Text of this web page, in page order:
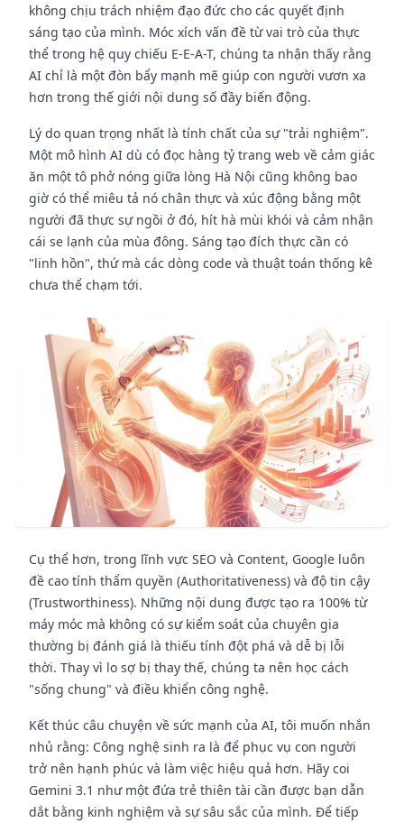
không chịu trách nhiệm đạo đức cho các quyết định
sáng tạo của mình. Móc xích vấn đề từ vai trò của thực
thể trong hệ quy chiếu E-E-A-T, chúng ta nhận thấy rằng
AI chỉ là một đòn bẩy mạnh mẽ giúp con người vươn xa
hơn trong thế giới nội dung số đầy biến động.
Lý do quan trọng nhất là tính chất của sự "trải nghiệm".
Một mô hình AI dù có đọc hàng tỷ trang web về cảm giác
ăn một tô phở nóng giữa lòng Hà Nội cũng không bao
giờ có thể miêu tả nó chân thực và xúc động bằng một
người đã thực sự ngồi ở đó, hít hà mùi khói và cảm nhận
cái se lạnh của mùa đông. Sáng tạo đích thực cần có
"linh hồn", thứ mà các dòng code và thuật toán thống kê
chưa thể chạm tới.
Cụ thể hơn, trong lĩnh vực SEO và Content, Google luôn
đề cao tính thẩm quyền (Authoritativeness) và độ tin cậy
(Trustworthiness). Những nội dung được tạo ra 100% từ
máy móc mà không có sự kiểm soát của chuyên gia
thường bị đánh giá là thiếu tính đột phá và dễ bị lỗi
thời. Thay vì lo sợ bị thay thế, chúng ta nên học cách
"sống chung" và điều khiển công nghệ.
Kết thúc câu chuyện về sức mạnh của AI, tôi muốn nhắn
nhủ rằng: Công nghệ sinh ra là để phục vụ con người
trở nên hạnh phúc và làm việc hiệu quả hơn. Hãy coi
Gemini 3.1 như một đứa trẻ thiên tài cần được bạn dẫn
dắt bằng kinh nghiệm và sự sâu sắc của mình. Để tiếp